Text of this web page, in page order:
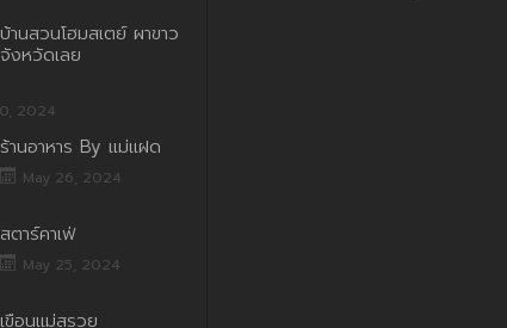
บ้านสวนโฮมสเตย์ ผาขาว
จังหวัดเลย
2024
ร้านอาหาร By แม่แฝด
May 26, 2024
สตาร์คาเฟ่
May 25, 2024
เขื่อนแม่สรวย